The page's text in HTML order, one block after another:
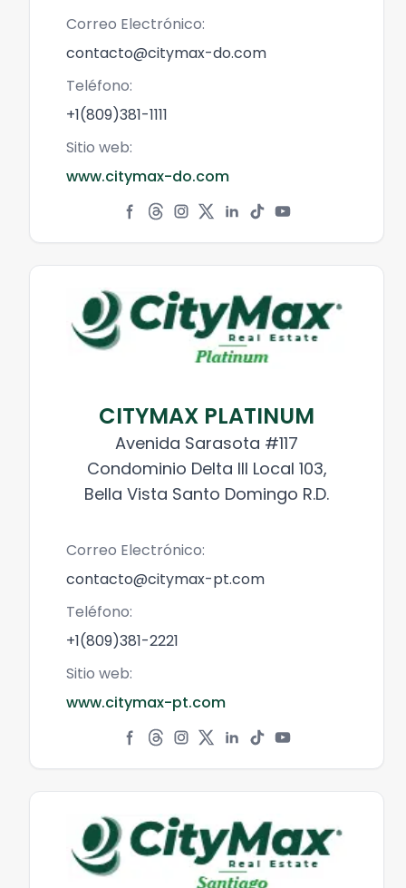
Correo Electrónico:
contacto@citymax-do.com
Teléfono:
+1(809)381-1111
Sitio web:
www.citymax-do.com
CITYMAX PLATINUM
Avenida Sarasota #117
Condominio Delta III Local 103,
Bella Vista Santo Domingo R.D.
Correo Electrónico:
contacto@citymax-pt.com
Teléfono:
+1(809)381-2221
Sitio web:
www.citymax-pt.com